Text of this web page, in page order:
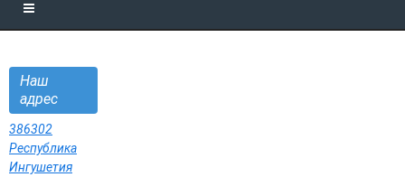
Наш
адрес
386302
Республика
Ингушетия